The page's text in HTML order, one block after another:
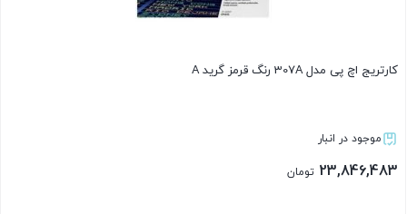
کارتریج اچ پی مدل 307A رنگ قرمز گرید A
موجود در انبار
23,846,483 تومان